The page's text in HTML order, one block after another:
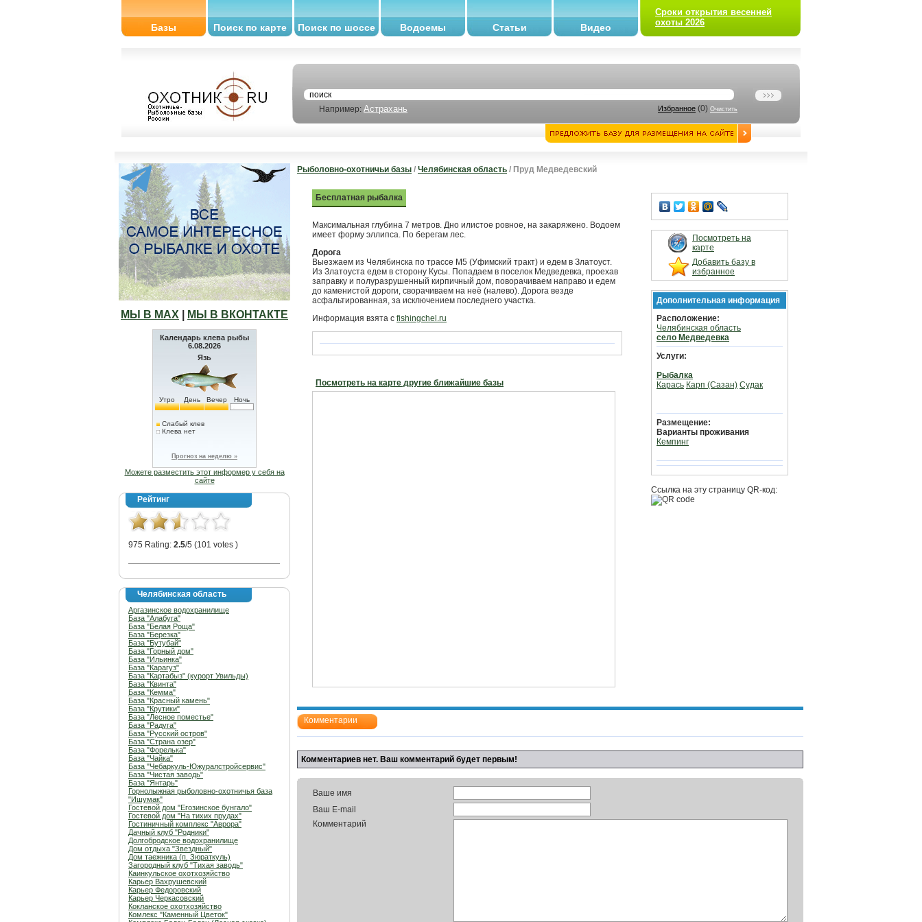
Базы Поиск по карте Поиск по шоссе Водоемы Статьи Видео
Сроки открытия весенней
охоты 2026
Например: Астрахань Избранное (0) Очистить
МЫ В МАХ МЫ В ВКОНТАКТЕ
Календарь клева рыбы
6.08.2026
Язь
Утро День Вечер Ночь
Слабый клев
Клева нет
Прогноз на неделю »
Можете разместить этот информер у себя на
сайте
Рейтинг
975 Rating: 2.5/5 (101 votes )
Челябинская область
Аргазинское водохранилище
База "Алабуга"
База "Белая Роща"
База "Березка"
База "Бутубай"
База "Горный дом"
База "Ильинка"
База "Карагуз"
База "Картабыз" (курорт Увильды)
База "Квинта"
База "Кемма"
База "Красный камень"
База "Крутики"
База "Лесное поместье"
База "Радуга"
База "Русский остров"
База "Страна озер"
База "Форелька"
База "Чайка"
База "Чебаркуль-Южуралстройсервис"
База "Чистая заводь"
База "Янтарь"
Горнолыжная рыболовно-охотничья база
"Ишумак"
Гостевой дом "Егозинское бунгало"
Гостевой дом "На тихих прудах"
Гостиничный комплекс "Аврора"
Дачный клуб "Родники"
Долгобродское водохранилище
Дом отдыха "Звездный"
Дом таежника (п. Зюраткуль)
Загородный клуб "Тихая заводь"
Каинкульское охотхозяйство
Карьер Вахрушевский
Карьер Федоровский
Карьер Черкасовский
Кокланское охотхозяйство
Комлекс "Каменный Цветок"
Рыболовно-охотничьи базы / Челябинская область / Пруд Медведевский
Бесплатная рыбалка
Максимальная глубина 7 метров. Дно илистое ровное, на закаряжено. Водоем
имеет форму эллипса. По берегам лес.
Дорога
Выезжаем из Челябинска по трассе М5 (Уфимский тракт) и едем в Златоуст.
Из Златоуста едем в сторону Кусы. Попадаем в поселок Медведевка, проехав
заправку и полуразрушенный кирпичный дом, поворачиваем направо и едем
до каменистой дороги, сворачиваем на неё (налево). Дорога везде
асфальтированная, за исключением последнего участка.
Информация взята с fishingchel.ru
Посмотреть на карте другие ближайшие базы
Посмотреть на
карте
Добавить базу в
избранное
Дополнительная информация
Расположение:
Челябинская область
село Медведевка
Услуги:
Рыбалка
Карась Карп (Сазан) Судак
Размещение:
Варианты проживания
Кемпинг
Ссылка на эту страницу QR-код:
Комментарии
Комментариев нет. Ваш комментарий будет первым!
Ваше имя
Ваш E-mail
Комментарий